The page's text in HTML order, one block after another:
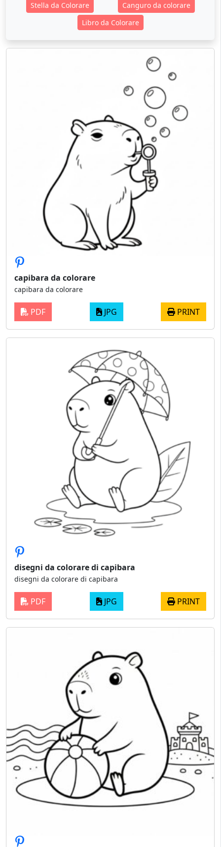
Stella da Colorare
Canguro da colorare
Libro da Colorare
capibara da colorare
capibara da colorare
PDF JPG PRINT
disegni da colorare di capibara
disegni da colorare di capibara
PDF JPG PRINT